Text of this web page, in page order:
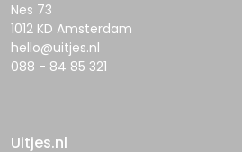
Nes 73
1012 KD Amsterdam
hello@uitjes.nl
088 - 84 85 321
Uitjes.nl